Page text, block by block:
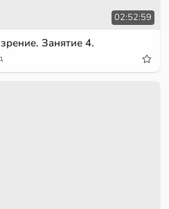
02:52:59
Занятие 4.